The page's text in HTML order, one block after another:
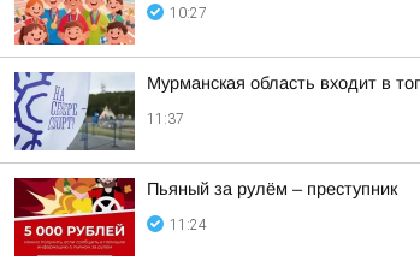
10:27
Мурманская область входит в
11:37
Пьяный за рулём – преступник
11:24